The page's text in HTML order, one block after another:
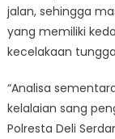
jalan, sehingga
yang memiliki
kecelakaan
“Analisa
kelalaian sang
Polresta Deli